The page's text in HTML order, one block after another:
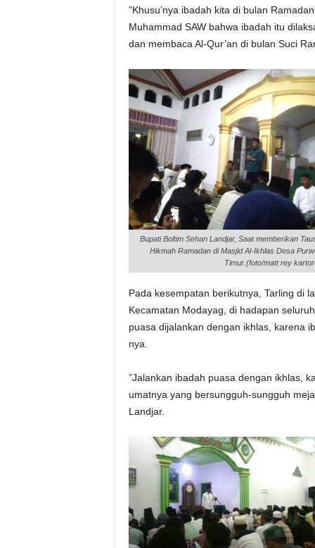
”Khusu’nya ibadah kita di bulan
Muhammad SAW bahwa ibadah itu
dan membaca Al-Qur’an di bulan Suci
Bupati Boltim Sehan Landjar, Saat memberikan
Hikmah Ramadan di Masjid Al-Ikhlas Desa
Timur.(foto/matt rey
Pada kesempatan berikutnya, Tarling di
Kecamatan Modayag, di hadapan
puasa dijalankan dengan ikhlas, karena
nya.
”Jalankan ibadah puasa dengan ikhlas,
umatnya yang bersungguh-sungguh
Landjar.